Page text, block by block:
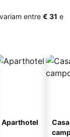
entre ‎€ 31 e
Aparthotel